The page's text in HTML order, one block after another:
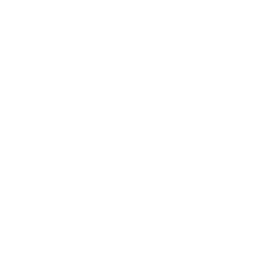
kranten in de lobby. Ter
een flatscreentelevisie. Je bed
kunt surfen. Alle badkamers
Valley Nature Park - 10,7 km
luchthaven Franz Josef Strauss